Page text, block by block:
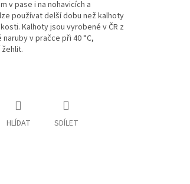
v pase i na nohavicích a
používat delší dobu než kalhoty
Kalhoty jsou vyrobené v ČR z
v pračce při 40 °C,
HLÍDAT SDÍLET